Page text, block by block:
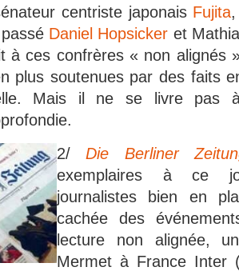
centriste japonais Fujita
Daniel Hopsicker et
à ces confrères « non alignés
plus soutenues par des faits
Mais il ne se livre pas à
2/Die Berliner
exemplaires à ce
journalistes bien en
cachée des
lecture non alignée,
Mermet à France